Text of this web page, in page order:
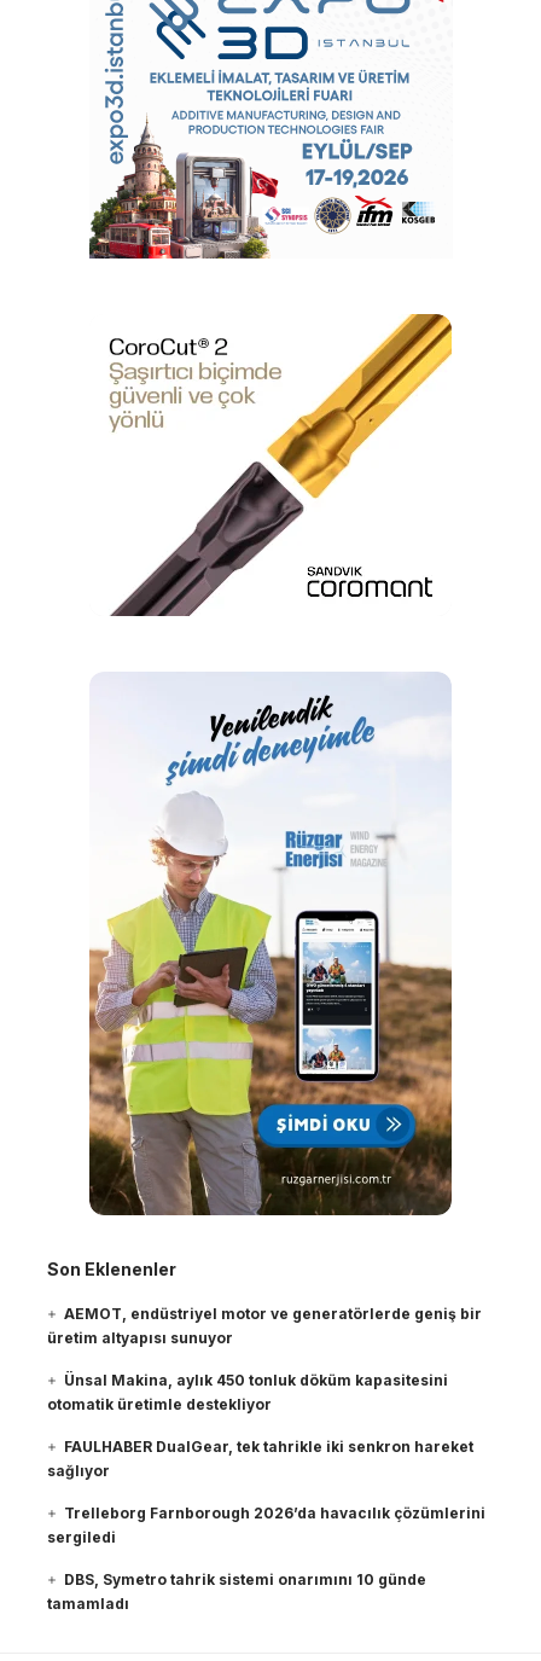
Son Eklenenler
AEMOT, endüstriyel motor ve generatörlerde geniş bir
üretim altyapısı sunuyor
Ünsal Makina, aylık 450 tonluk döküm kapasitesini
otomatik üretimle destekliyor
FAULHABER DualGear, tek tahrikle iki senkron hareket
sağlıyor
Trelleborg Farnborough 2026’da havacılık çözümlerini
sergiledi
DBS, Symetro tahrik sistemi onarımını 10 günde
tamamladı